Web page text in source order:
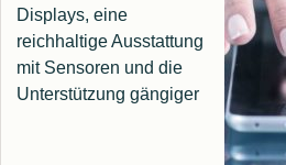
Displays, eine
reichhaltige Ausstattung
mit Sensoren und die
Unterstützung gängiger